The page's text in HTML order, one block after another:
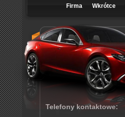
Firma Wkrótce
Telefony kontaktowe: